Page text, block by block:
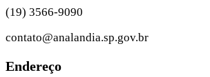
(19) 3566-9090
contato@analandia.sp.gov.br
Endereço